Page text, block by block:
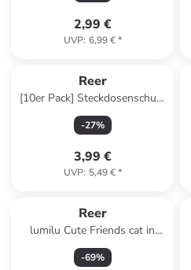
2,99 €
UVP: 6,99 €*
Reer
[10er Pack] Steckdosenschutz
schraubbar Weiß in Weiß ab 0
Monate
-27%
3,99 €
UVP: 5,49 €*
Reer
lumilu Cute Friends cat in
Weiß ab 0 Monate
-69%